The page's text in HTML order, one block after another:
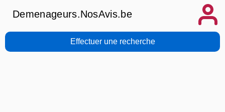
Demenageurs.NosAvis.be
Effectuer une recherche